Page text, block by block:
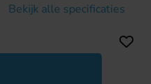
Bekijk alle specificaties